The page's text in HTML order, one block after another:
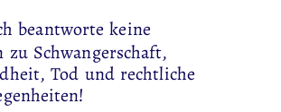
beantworte keine
zu Schwangerschaft,
Tod und rechtliche